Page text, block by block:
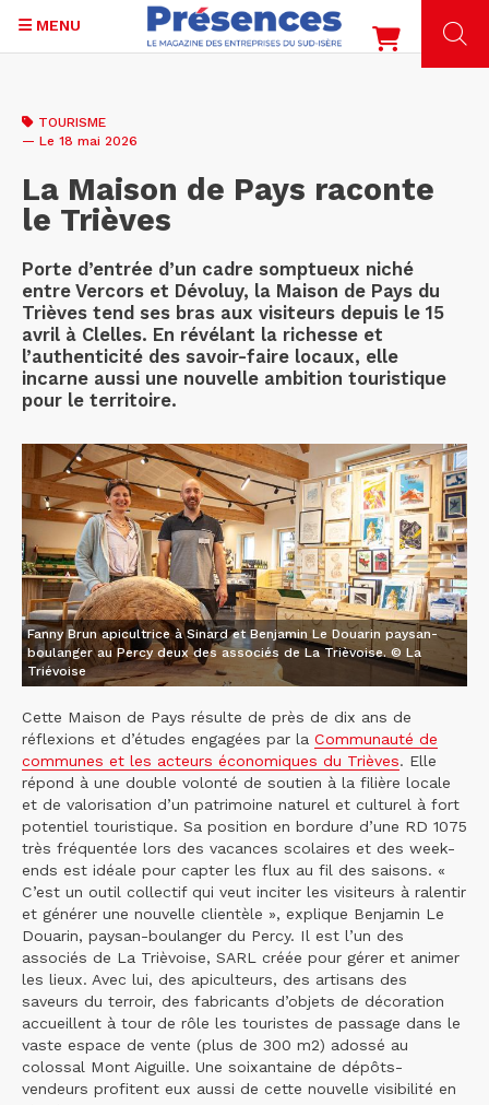
contenu
MENU
TOURISME
— Le 18 mai 2026
La Maison de Pays raconte
le Trièves
Porte d’entrée d’un cadre somptueux niché
entre Vercors et Dévoluy, la Maison de Pays du
Trièves tend ses bras aux visiteurs depuis le 15
avril à Clelles. En révélant la richesse et
l’authenticité des savoir-faire locaux, elle
incarne aussi une nouvelle ambition touristique
pour le territoire.
Fanny Brun apicultrice à Sinard et Benjamin Le Douarin paysan-
boulanger au Percy deux des associés de La Trièvoise. © La
Triévoise
Cette Maison de Pays résulte de près de dix ans de
réflexions et d’études engagées par la Communauté de
communes et les acteurs économiques du Trièves. Elle
répond à une double volonté de soutien à la filière locale
et de valorisation d’un patrimoine naturel et culturel à fort
potentiel touristique. Sa position en bordure d’une RD 1075
très fréquentée lors des vacances scolaires et des week-
ends est idéale pour capter les flux au fil des saisons. «
C’est un outil collectif qui veut inciter les visiteurs à ralentir
et générer une nouvelle clientèle », explique Benjamin Le
Douarin, paysan-boulanger du Percy. Il est l’un des
associés de La Trièvoise, SARL créée pour gérer et animer
les lieux. Avec lui, des apiculteurs, des artisans des
saveurs du terroir, des fabricants d’objets de décoration
accueillent à tour de rôle les touristes de passage dans le
vaste espace de vente (plus de 300 m2) adossé au
colossal Mont Aiguille. Une soixantaine de dépôts-
vendeurs profitent eux aussi de cette nouvelle visibilité en